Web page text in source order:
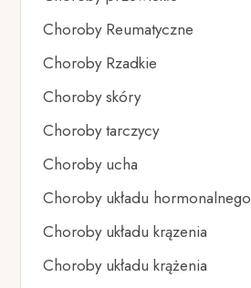
Choroby Reumatyczne
Choroby Rzadkie
Choroby skóry
Choroby tarczycy
Choroby ucha
Choroby układu hormonalnego
Choroby układu krązenia
Choroby układu krążenia